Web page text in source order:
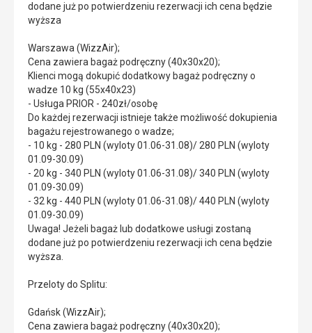
dodane już po potwierdzeniu rezerwacji ich cena będzie
wyższa
Warszawa (WizzAir);
Cena zawiera bagaż podręczny (40x30x20);
Klienci mogą dokupić dodatkowy bagaż podręczny o
wadze 10 kg (55x40x23)
- Usługa PRIOR - 240zł/osobę
Do każdej rezerwacji istnieje także możliwość dokupienia
bagażu rejestrowanego o wadze;
- 10 kg - 280 PLN (wyloty 01.06-31.08)/ 280 PLN (wyloty
01.09-30.09)
- 20 kg - 340 PLN (wyloty 01.06-31.08)/ 340 PLN (wyloty
01.09-30.09)
- 32 kg - 440 PLN (wyloty 01.06-31.08)/ 440 PLN (wyloty
01.09-30.09)
Uwaga! Jeżeli bagaż lub dodatkowe usługi zostaną
dodane już po potwierdzeniu rezerwacji ich cena będzie
wyższa.
Przeloty do Splitu:
Gdańsk (WizzAir);
Cena zawiera bagaż podręczny (40x30x20);